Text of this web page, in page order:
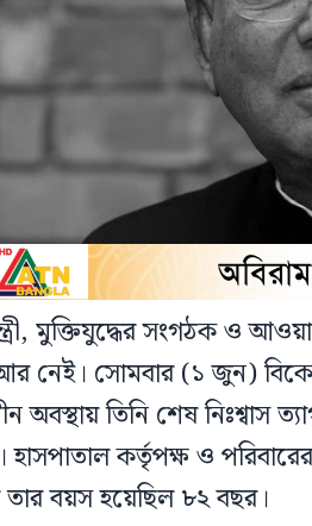
মুক্তিযুদ্ধের সংগঠক ও
নেই। সোমবার (১ জুন) বিকেল
অবস্থায় তিনি শেষ নিঃশ্বাস
কর্তৃপক্ষ ও
বয়স হয়েছিল ৮২ বছর।